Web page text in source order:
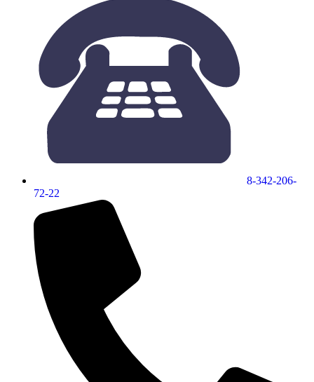
8-342-206-
72-22